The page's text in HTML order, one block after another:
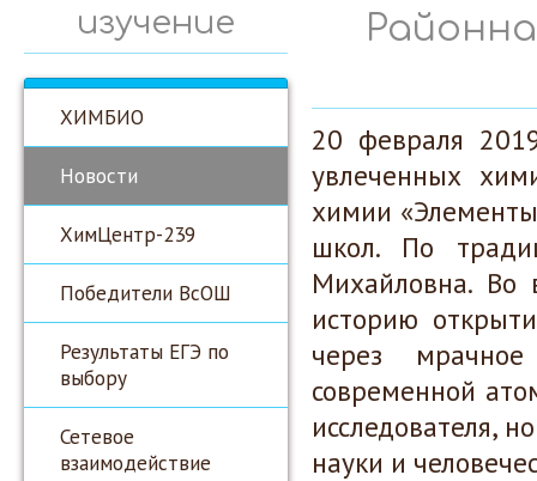
изучение
ХИМБИО
Новости
ХимЦентр-239
Победители ВсОШ
Результаты ЕГЭ по
выбору
Сетевое
взаимодействие
20 февраля
увлеченных
химии
школ. По
Михайловна. Во
историю
через
современной
исследователя,
науки и